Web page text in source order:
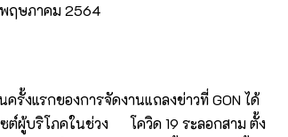
ฤษภาคม 2564
ครั้งแรกของการจัดงานแถลงข่าวที่ GON ได้
ต์ผู้บริโภคในช่วง โควิด 19 ระลอกสาม ตั้ง